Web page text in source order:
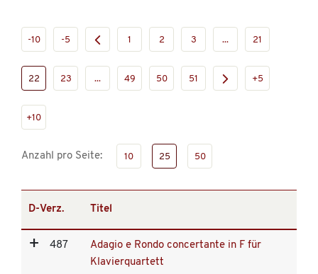
-10 -5 1 2 3 ... 21
22 23 ... 49 50 51 +5
+10
Anzahl pro Seite: 10 25 50
D-Verz. Titel
487
Adagio e Rondo concertante in F für
Klavierquartett